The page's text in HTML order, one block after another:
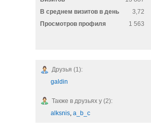
В среднем визитов в день
3,72
Просмотров профиля
1 563
Друзья (1):
galdin
Также в друзьях у (2):
alksnis, a_b_c